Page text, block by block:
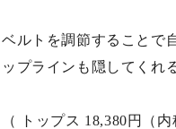
ベルトを調節することで
ップラインも隠してくれ
（ トップス 18,380円（